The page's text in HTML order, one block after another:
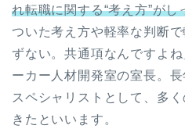
れ転職に関する“考え方”が
ついた考え方や軽率な判断
ずない。共通項なんですよ
ーカー人材開発室の室長。
スペシャリストとして、多
きたといいます。